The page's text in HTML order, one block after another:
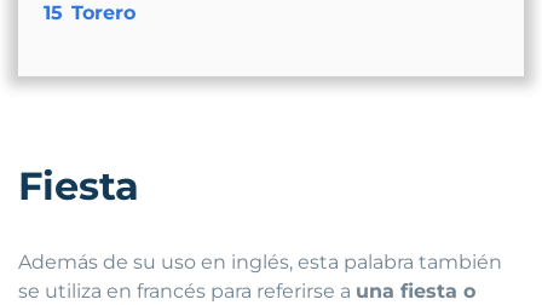
15 Torero
Fiesta
Además de su uso en inglés, esta palabra también
se utiliza en francés para referirse a una fiesta o